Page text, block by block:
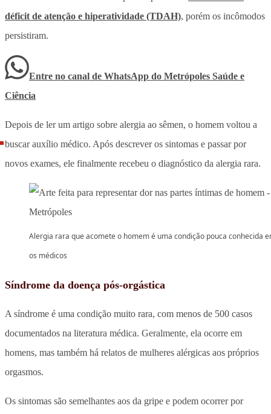
déficit de atenção e hiperatividade (TDAH), porém os incômodos
persistiram.
Entre no canal de WhatsApp do Metrópoles Saúde e
Ciência
Depois de ler um artigo sobre alergia ao sêmen, o homem voltou a
buscar auxílio médico. Após descrever os sintomas e passar por
novos exames, ele finalmente recebeu o diagnóstico da alergia rara.
Alergia rara que acomete o homem é uma condição pouca conhecida
os médicos
Síndrome da doença pós-orgástica
A síndrome é uma condição muito rara, com menos de 500 casos
documentados na literatura médica. Geralmente, ela ocorre em
homens, mas também há relatos de mulheres alérgicas aos próprios
orgasmos.
Os sintomas são semelhantes aos da gripe e podem ocorrer por